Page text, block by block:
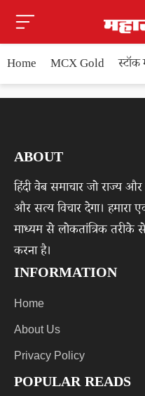
Home MCX Gold स्टॉक
ABOUT
हिंदी वेब समाचार जो राज्य
और सत्य विचार देगा। हमारा
माध्यम से लोकतांत्रिक तरीके
करना है।
INFORMATION
Home
About Us
Privacy Policy
POPULAR READS